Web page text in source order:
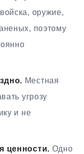
оружие,
поэтому
Местная
угрозу
и не
ценности. Одно